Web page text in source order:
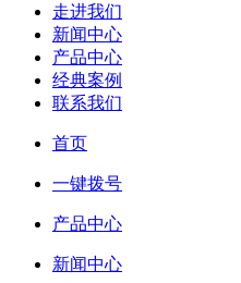
走进我们
新闻中心
产品中心
经典案例
联系我们
首页
一键拨号
产品中心
新闻中心